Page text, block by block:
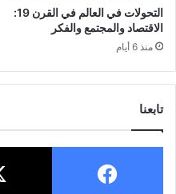
المهندس اليوناني فيلو
2
محاولات لتحسين
تطوير المدى والدقة
التحولات في العالم في القرن 19:
الاقتصاد والمجتمع والفكر
منذ 6 أيام
تابعنا